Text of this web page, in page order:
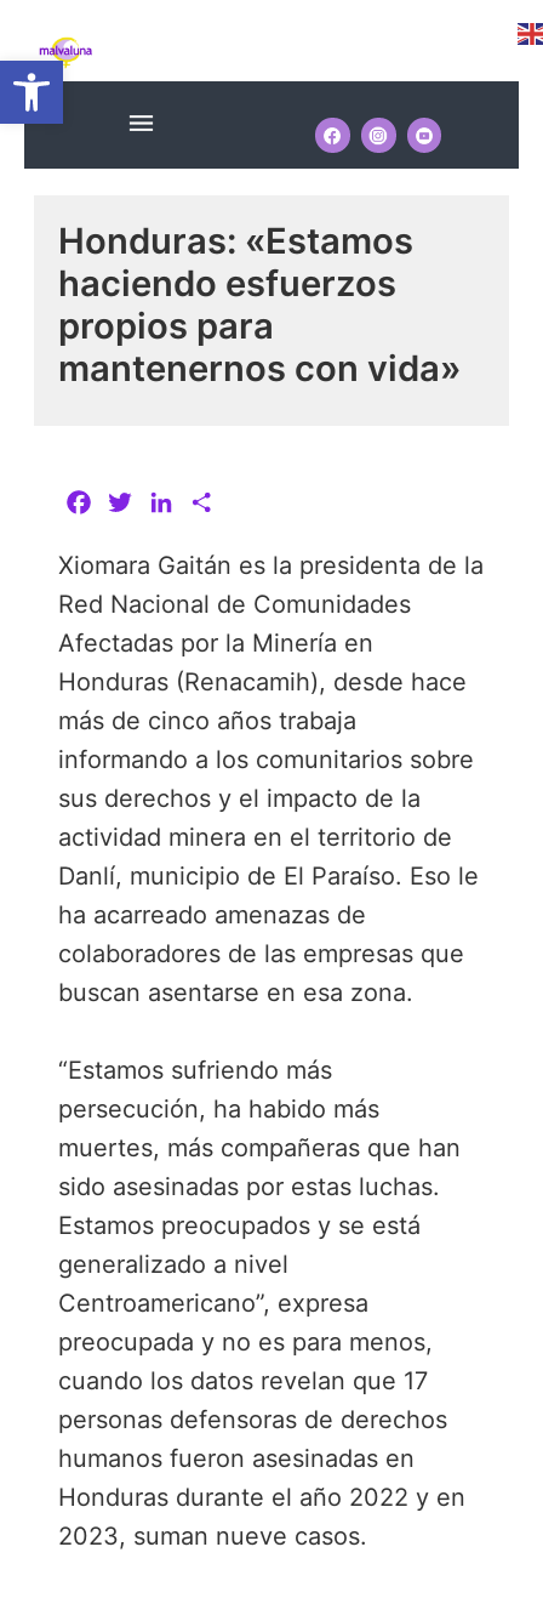
Abrir barra de herramientas
Menú
Honduras: «Estamos
haciendo esfuerzos
propios para
mantenernos con vida»
c
e
o
o
k
i
t
e
r
n
k
d
I
n
m
p
a
t
i
r
Xiomara Gaitán es la presidenta de la
Red Nacional de Comunidades
Afectadas por la Minería en
Honduras (Renacamih), desde hace
más de cinco años trabaja
informando a los comunitarios sobre
sus derechos y el impacto de la
actividad minera en el territorio de
Danlí, municipio de El Paraíso. Eso le
ha acarreado amenazas de
colaboradores de las empresas que
buscan asentarse en esa zona.
“Estamos sufriendo más
persecución, ha habido más
muertes, más compañeras que han
sido asesinadas por estas luchas.
Estamos preocupados y se está
generalizado a nivel
Centroamericano”, expresa
preocupada y no es para menos,
cuando los datos revelan que 17
personas defensoras de derechos
humanos fueron asesinadas en
Honduras durante el año 2022 y en
2023, suman nueve casos.